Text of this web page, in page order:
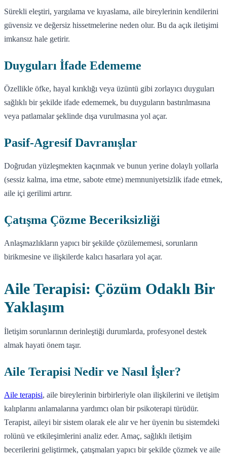
Sürekli eleştiri, yargılama ve kıyaslama, aile bireylerinin kendilerini
güvensiz ve değersiz hissetmelerine neden olur. Bu da açık iletişimi
imkansız hale getirir.
Duyguları İfade Edememe
Özellikle öfke, hayal kırıklığı veya üzüntü gibi zorlayıcı duyguları
sağlıklı bir şekilde ifade edememek, bu duyguların bastırılmasına
veya patlamalar şeklinde dışa vurulmasına yol açar.
Pasif-Agresif Davranışlar
Doğrudan yüzleşmekten kaçınmak ve bunun yerine dolaylı yollarla
(sessiz kalma, ima etme, sabote etme) memnuniyetsizlik ifade etmek,
aile içi gerilimi artırır.
Çatışma Çözme Beceriksizliği
Anlaşmazlıkların yapıcı bir şekilde çözülememesi, sorunların
birikmesine ve ilişkilerde kalıcı hasarlara yol açar.
Aile Terapisi: Çözüm Odaklı Bir
Yaklaşım
İletişim sorunlarının derinleştiği durumlarda, profesyonel destek
almak hayati önem taşır.
Aile Terapisi Nedir ve Nasıl İşler?
Aile terapisi, aile bireylerinin birbirleriyle olan ilişkilerini ve iletişim
kalıplarını anlamalarına yardımcı olan bir psikoterapi türüdür.
Terapist, aileyi bir sistem olarak ele alır ve her üyenin bu sistemdeki
rolünü ve etkileşimlerini analiz eder. Amaç, sağlıklı iletişim
becerilerini geliştirmek, çatışmaları yapıcı bir şekilde çözmek ve aile